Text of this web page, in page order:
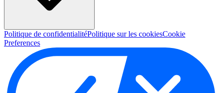
Politique de confidentialitéPolitique sur les cookiesCookie
Preferences